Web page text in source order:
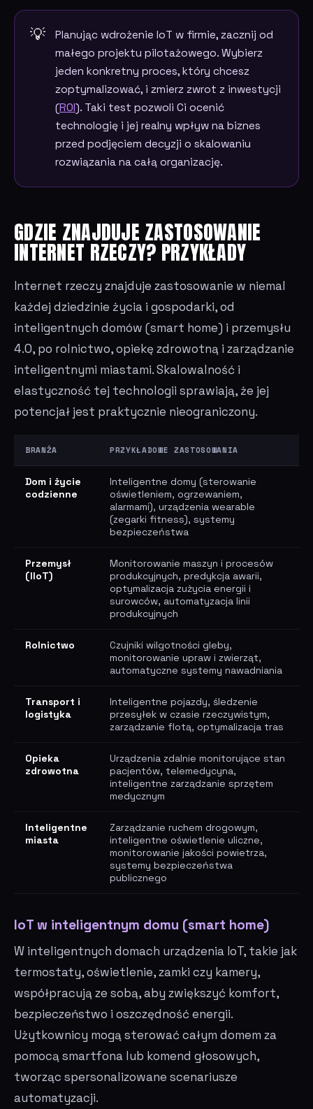
Planując wdrożenie IoT w firmie, zacznij od
małego projektu pilotażowego. Wybierz
jeden konkretny proces, który chcesz
zoptymalizować, i zmierz zwrot z inwestycji
(ROI). Taki test pozwoli Ci ocenić
technologię i jej realny wpływ na biznes
przed podjęciem decyzji o skalowaniu
rozwiązania na całą organizację.
GDZIE ZNAJDUJE ZASTOSOWANIE
INTERNET RZECZY? PRZYKŁADY
Internet rzeczy znajduje zastosowanie w niemal
każdej dziedzinie życia i gospodarki, od
inteligentnych domów (smart home) i przemysłu
4.0, po rolnictwo, opiekę zdrowotną i zarządzanie
inteligentnymi miastami. Skalowalność i
elastyczność tej technologii sprawiają, że jej
potencjał jest praktycznie nieograniczony.
BRANŻA PRZYKŁADOWE ZASTOSOWANIA
Dom i życie
codzienne
Inteligentne domy (sterowanie
oświetleniem, ogrzewaniem,
alarmami), urządzenia wearable
(zegarki fitness), systemy
bezpieczeństwa
Przemysł
(IIoT)
Monitorowanie maszyn i procesów
produkcyjnych, predykcja awarii,
optymalizacja zużycia energii i
surowców, automatyzacja linii
produkcyjnych
Rolnictwo
Czujniki wilgotności gleby,
monitorowanie upraw i zwierząt,
automatyczne systemy nawadniania
Transport i
logistyka
Inteligentne pojazdy, śledzenie
przesyłek w czasie rzeczywistym,
zarządzanie flotą, optymalizacja tras
Opieka
zdrowotna
Urządzenia zdalnie monitorujące stan
pacjentów, telemedycyna,
inteligentne zarządzanie sprzętem
medycznym
Inteligentne
miasta
Zarządzanie ruchem drogowym,
inteligentne oświetlenie uliczne,
monitorowanie jakości powietrza,
systemy bezpieczeństwa
publicznego
IoT w inteligentnym domu (smart home)
W inteligentnych domach urządzenia IoT, takie jak
termostaty, oświetlenie, zamki czy kamery,
współpracują ze sobą, aby zwiększyć komfort,
bezpieczeństwo i oszczędność energii.
Użytkownicy mogą sterować całym domem za
pomocą smartfona lub komend głosowych,
tworząc spersonalizowane scenariusze
automatyzacji.